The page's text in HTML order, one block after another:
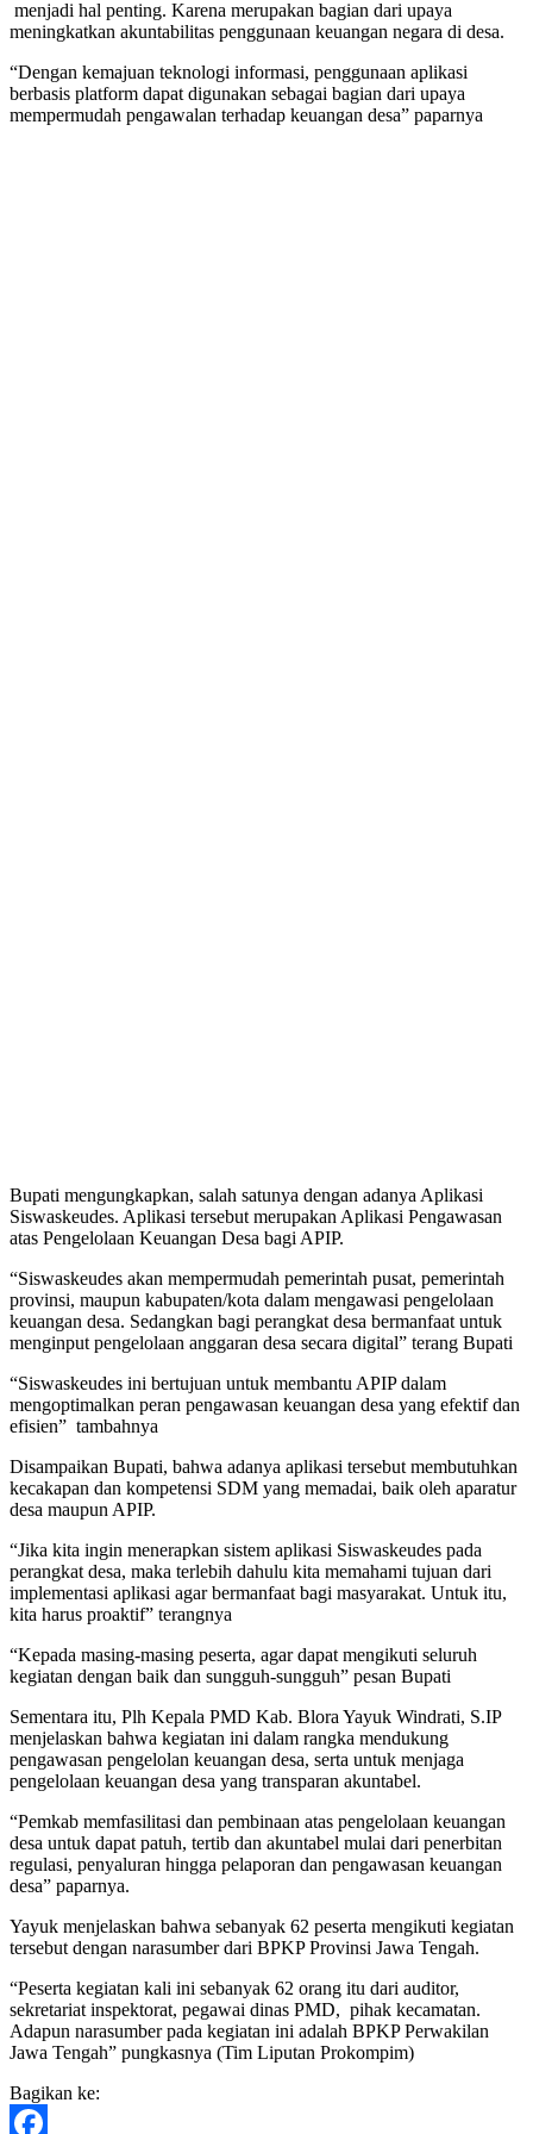
menjadi hal penting. Karena merupakan bagian dari upaya
meningkatkan akuntabilitas penggunaan keuangan negara di desa.
“Dengan kemajuan teknologi informasi, penggunaan aplikasi
berbasis platform dapat digunakan sebagai bagian dari upaya
mempermudah pengawalan terhadap keuangan desa” paparnya
Bupati mengungkapkan, salah satunya dengan adanya Aplikasi
Siswaskeudes. Aplikasi tersebut merupakan Aplikasi Pengawasan
atas Pengelolaan Keuangan Desa bagi APIP.
“Siswaskeudes akan mempermudah pemerintah pusat, pemerintah
provinsi, maupun kabupaten/kota dalam mengawasi pengelolaan
keuangan desa. Sedangkan bagi perangkat desa bermanfaat untuk
menginput pengelolaan anggaran desa secara digital” terang Bupati
“Siswaskeudes ini bertujuan untuk membantu APIP dalam
mengoptimalkan peran pengawasan keuangan desa yang efektif dan
efisien” tambahnya
Disampaikan Bupati, bahwa adanya aplikasi tersebut membutuhkan
kecakapan dan kompetensi SDM yang memadai, baik oleh aparatur
desa maupun APIP.
“Jika kita ingin menerapkan sistem aplikasi Siswaskeudes pada
perangkat desa, maka terlebih dahulu kita memahami tujuan dari
implementasi aplikasi agar bermanfaat bagi masyarakat. Untuk itu,
kita harus proaktif” terangnya
“Kepada masing-masing peserta, agar dapat mengikuti seluruh
kegiatan dengan baik dan sungguh-sungguh” pesan Bupati
Sementara itu, Plh Kepala PMD Kab. Blora Yayuk Windrati, S.IP
menjelaskan bahwa kegiatan ini dalam rangka mendukung
pengawasan pengelolan keuangan desa, serta untuk menjaga
pengelolaan keuangan desa yang transparan akuntabel.
“Pemkab memfasilitasi dan pembinaan atas pengelolaan keuangan
desa untuk dapat patuh, tertib dan akuntabel mulai dari penerbitan
regulasi, penyaluran hingga pelaporan dan pengawasan keuangan
desa” paparnya.
Yayuk menjelaskan bahwa sebanyak 62 peserta mengikuti kegiatan
tersebut dengan narasumber dari BPKP Provinsi Jawa Tengah.
“Peserta kegiatan kali ini sebanyak 62 orang itu dari auditor,
sekretariat inspektorat, pegawai dinas PMD, pihak kecamatan.
Adapun narasumber pada kegiatan ini adalah BPKP Perwakilan
Jawa Tengah” pungkasnya (Tim Liputan Prokompim)
Bagikan ke: